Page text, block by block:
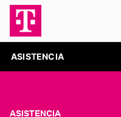
ASISTENCIA
ASISTENCIA